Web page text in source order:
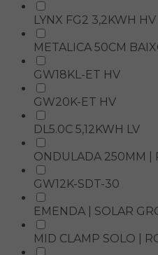
LYNX FG2 3,2KWH HV
METALICA 50CM
GW18KL-ET HV
GW20K-ET HV
DL5.0C 5,12KWH LV
ONDULADA 250MM |
GW12K-SDT-30
EMENDA | SOLAR
MID CLAMP SOLO |